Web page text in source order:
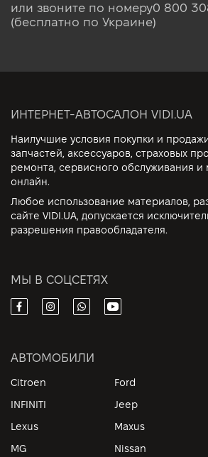
или звоните по номеру0 800
(бесплатно по Украине)
ИНТЕРНЕТ-АВТОСАЛОН VIDI.UA
Наилучшие условия покупки и
запчастей, аксессуаров, страховых
ремонта, сервисного обслуживания и
онлайн.
Любое использование материалов,
сайте VIDI.UA, допускается
разрешения правообладателя.
МЫ В СОЦСЕТЯХ
АВТОМОБИЛИ
Citroen Ford
INFINITI
Jeep
Lexus
Maxus
MG
Nissan